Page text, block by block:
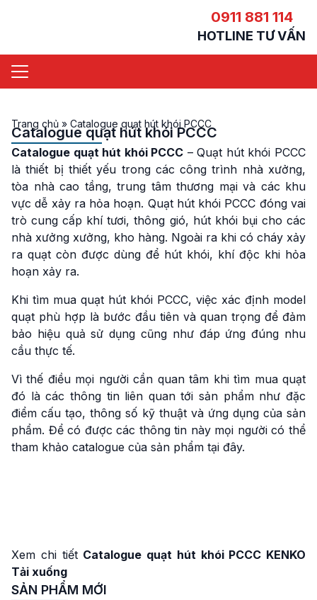
0911 881 114
HOTLINE TƯ VẤN
Trang chủ » Catalogue quạt hút khói PCCC
Catalogue quạt hút khói PCCC
Catalogue quạt hút khói PCCC – Quạt hút khói PCCC
là thiết bị thiết yếu trong các công trình nhà xưởng,
tòa nhà cao tầng, trung tâm thương mại và các khu
vực dễ xảy ra hỏa hoạn. Quạt hút khói PCCC đóng vai
trò cung cấp khí tươi, thông gió, hút khói bụi cho các
nhà xưởng xưởng, kho hàng. Ngoài ra khi có cháy xảy
ra quạt còn được dùng để hút khói, khí độc khi hỏa
hoạn xảy ra.
Khi tìm mua quạt hút khói PCCC, việc xác định model
quạt phù hợp là bước đầu tiên và quan trọng để đảm
bảo hiệu quả sử dụng cũng như đáp ứng đúng nhu
cầu thực tế.
Vì thế điều mọi người cần quan tâm khi tìm mua quạt
đó là các thông tin liên quan tới sản phẩm như đặc
điểm cấu tạo, thông số kỹ thuật và ứng dụng của sản
phẩm. Để có được các thông tin này mọi người có thể
tham khảo catalogue của sản phẩm tại đây.
Xem chi tiết Catalogue quạt hút khói PCCC KENKO
Tải xuống
SẢN PHẨM MỚI